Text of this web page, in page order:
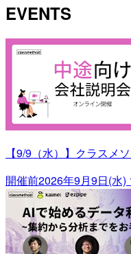
EVENTS
【9/9（水）】クラスメ
開催前2026年9月9日(水)